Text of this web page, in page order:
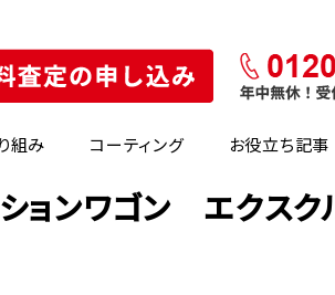
組み コーティング お役立ち記事
ョンワゴン エクスク